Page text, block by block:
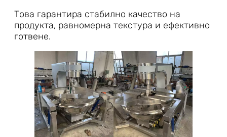
Това гарантира стабилно качество на
продукта, равномерна текстура и ефективно
готвене.